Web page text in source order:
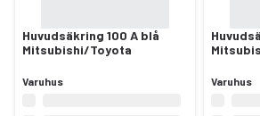
Huvudsäkring 100 A blå
Mitsubishi/Toyota
Varuhus Varuhus